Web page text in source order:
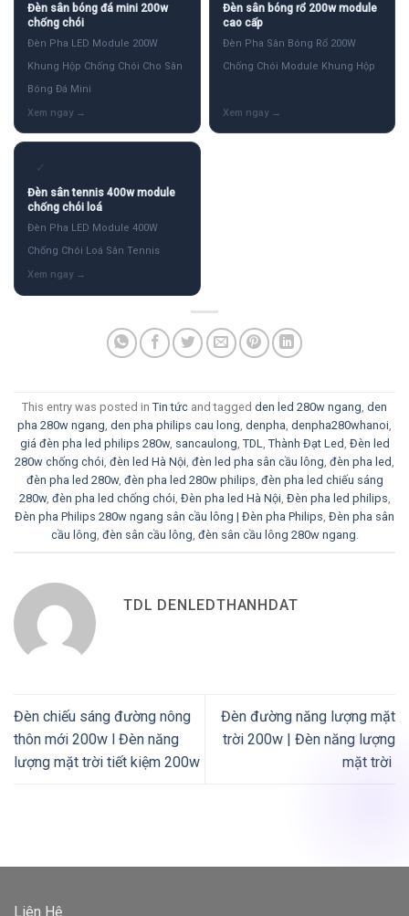
Đèn sân bóng đá mini 200w
chống chói
Đèn Pha LED Module 200W
Khung Hộp Chống Chói Cho Sân
Bóng Đá Mini
Đèn sân bóng rổ 200w module
cao cấp
Đèn Pha Sân Bóng Rổ 200W
Chống Chói Module Khung Hộp
✓
Đèn sân tennis 400w module
chống chói loá
Đèn Pha LED Module 400W
Chống Chói Loá Sân Tennis
This entry was posted in Tin tức and tagged den led 280w ngang, den
pha 280w ngang, den pha philips cau long, denpha, denpha280whanoi,
giá đèn pha led philips 280w, sancaulong, TDL, Thành Đạt Led, Đèn led
280w chống chói, đèn led Hà Nội, đèn led pha sân cầu lông, đèn pha led,
đèn pha led 280w, đèn pha led 280w philips, đèn pha led chiếu sáng
280w, đèn pha led chống chói, Đèn pha led Hà Nội, Đèn pha led philips,
Đèn pha Philips 280w ngang sân cầu lông | Đèn pha Philips, Đèn pha sân
cầu lông, đèn sân cầu lông, đèn sân cầu lông 280w ngang.
TDL DENLEDTHANHDAT
Đèn chiếu sáng đường nông
thôn mới 200w l Đèn năng
lượng mặt trời tiết kiệm 200w
Đèn đường năng lượng mặt
trời 200w | Đèn năng lượng
mặt trời
Liên Hệ